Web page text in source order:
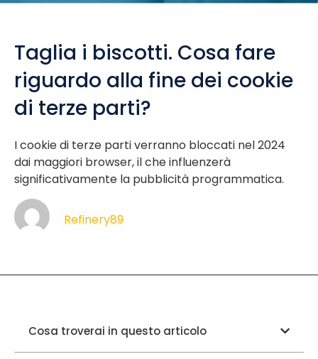
Taglia i biscotti. Cosa fare
riguardo alla fine dei cookie
di terze parti?
I cookie di terze parti verranno bloccati nel 2024
dai maggiori browser, il che influenzerà
significativamente la pubblicità programmatica.
Refinery89
Cosa troverai in questo articolo